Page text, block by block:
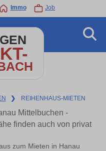
Immo Job
❯ REIHENHAUS-MIETEN
Mittelbuchen -
finden auch von privat
zum Mieten in Hanau